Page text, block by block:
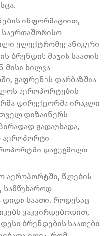
ინფორმაციით,
საერთაშორისო
ელექტრომექანიკური
ბრენდის მაჯის საათის
მისი ხილვა
გაფრენის დარბაზშია
აეროპორტების
დირექტორმა ირაკლი
დიზაინერს
გადაუხადა,
აეროპორტი
დაგეგმილი
აეროპორტში, წლების
სამწუხაროდ
საათი. როდესაც
ვაკვირდებოდით,
ბრენდების საათები